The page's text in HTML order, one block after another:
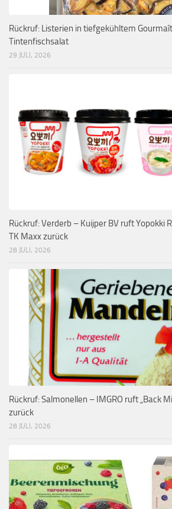
Rückruf: Listerien in tiefgekühltem
Tintenfischsalat
29 JULI, 2026
Rückruf: Verderb – Kuijper BV ruft Yopokki
TK Maxx zurück
28 JULI, 2026
Rückruf: Salmonellen – IMGRO ruft „Back
zurück
28 JULI, 2026